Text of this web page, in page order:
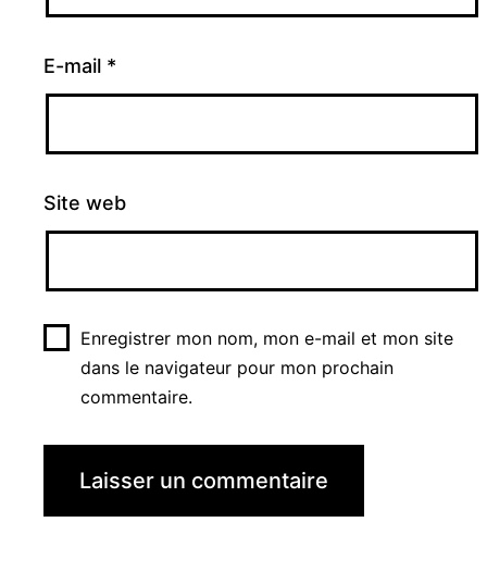
E-mail *
Site web
Enregistrer mon nom, mon e-mail et mon site
dans le navigateur pour mon prochain
commentaire.